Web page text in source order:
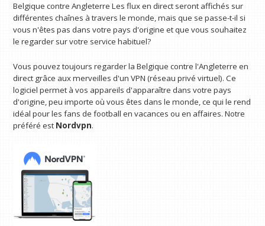
Belgique contre Angleterre Les flux en direct seront affichés sur
différentes chaînes à travers le monde, mais que se passe-t-il si
vous n'êtes pas dans votre pays d'origine et que vous souhaitez
le regarder sur votre service habituel?
Vous pouvez toujours regarder la Belgique contre l'Angleterre en
direct grâce aux merveilles d'un VPN (réseau privé virtuel). Ce
logiciel permet à vos appareils d'apparaître dans votre pays
d'origine, peu importe où vous êtes dans le monde, ce qui le rend
idéal pour les fans de football en vacances ou en affaires. Notre
préféré est Nordvpn.